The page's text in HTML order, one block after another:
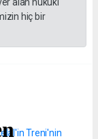
hiç bir
Treni'nin